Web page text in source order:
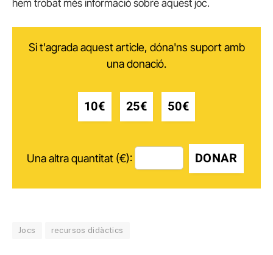
hem trobat més informació sobre aquest joc.
Si t'agrada aquest article, dóna'ns suport amb
una donació.
10€ 25€ 50€
Una altra quantitat (€): DONAR
Jocs recursos didàctics